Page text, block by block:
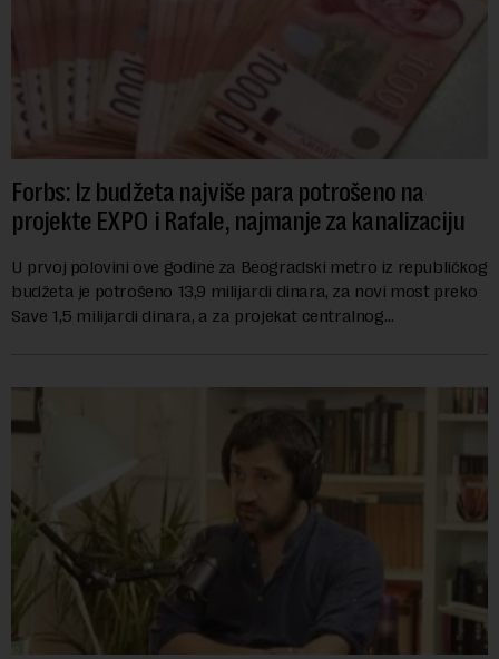
Forbs: Iz budžeta najviše para potrošeno na
projekte EXPO i Rafale, najmanje za kanalizaciju
U prvoj polovini ove godine za Beogradski metro iz republičkog
budžeta je potrošeno 13,9 milijardi dinara, za novi most preko
Save 1,5 milijardi dinara, a za projekat centralnog